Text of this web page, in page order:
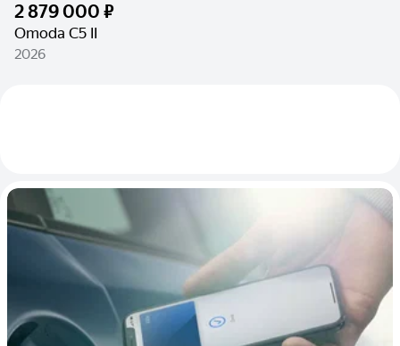
2 879 000 ₽
Omoda C5 II
2026